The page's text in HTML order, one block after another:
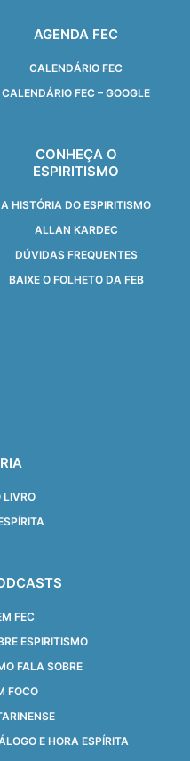
AGENDA FEC
CALENDÁRIO FEC
CALENDÁRIO FEC – GOOGLE
CONHEÇA O
ESPIRITISMO
A HISTÓRIA DO ESPIRITISMO
ALLAN KARDEC
DÚVIDAS FREQUENTES
BAIXE O FOLHETO DA FEB
LIVRO
FEC
ESPIRITISMO
FALA SOBRE
FOCO
E HORA ESPÍRITA